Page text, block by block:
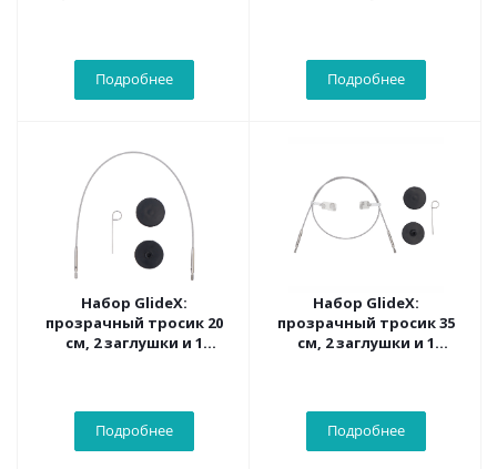
Подробнее Подробнее
Набор GlideX:
прозрачный тросик 20
см, 2 заглушки и 1
Подробнее
Набор GlideX:
прозрачный тросик 35
см, 2 заглушки и 1
Подробнее